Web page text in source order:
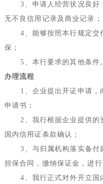
3 、申请人经营状况良好
无不良信用记录及商业记录；
4 、能够按照本行规定交
保；
5 、本行要求的其他条件
办理流程
1 、企业提出开证申请，
申请书；
2 、我行根据企业提供
国内信用证条款确认；
3 、与归属机构落实备
担保合同，缴纳保证金，进行
4 、我行正式对外开立国